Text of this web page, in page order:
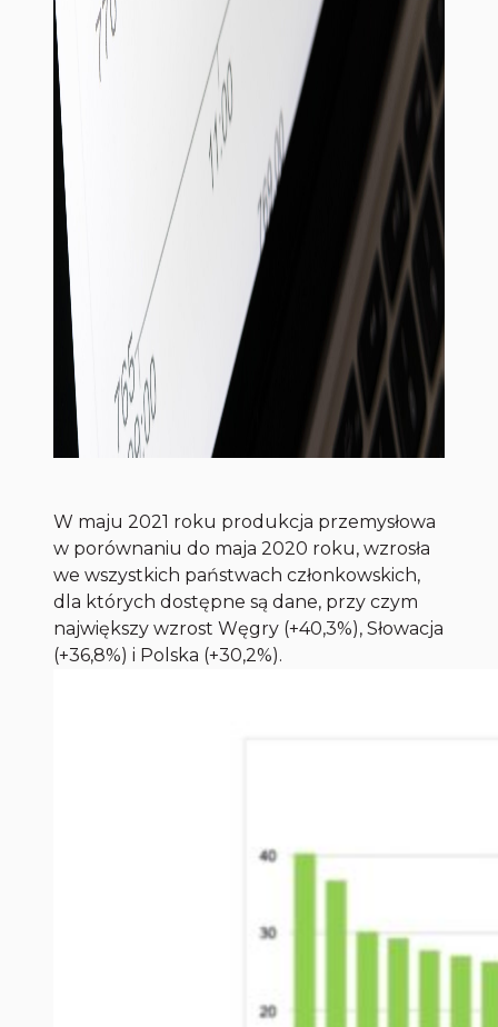
W maju 2021 roku produkcja przemysłowa
w porównaniu do maja 2020 roku, wzrosła
we wszystkich państwach członkowskich,
dla których dostępne są dane, przy czym
największy wzrost Węgry (+40,3%), Słowacja
(+36,8%) i Polska (+30,2%).